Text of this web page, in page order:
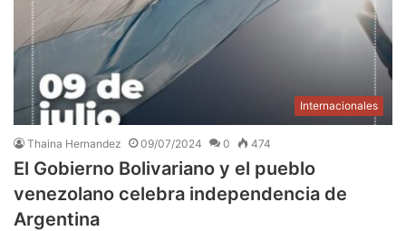
Internacionales
Thaina Hernandez 09/07/2024 0 474
El Gobierno Bolivariano y el pueblo
venezolano celebra independencia de
Argentina